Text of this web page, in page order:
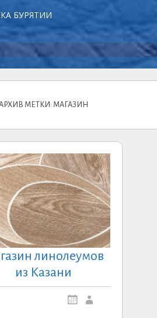
БУРЯТИИ
МЕТКИ: МАГАЗИН
линолеумов
из Казани